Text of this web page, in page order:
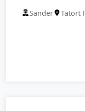
Sander Tatort